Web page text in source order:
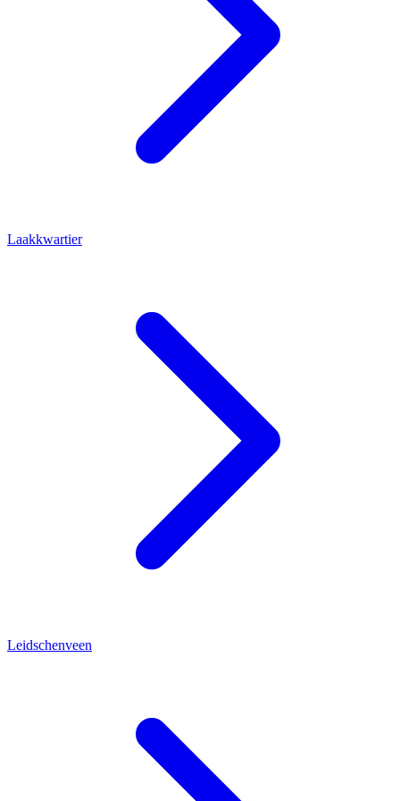
Laakkwartier
Leidschenveen